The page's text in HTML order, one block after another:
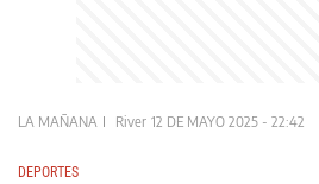
LA MAÑANA River 12 DE MAYO 2025 - 22:42
DEPORTES